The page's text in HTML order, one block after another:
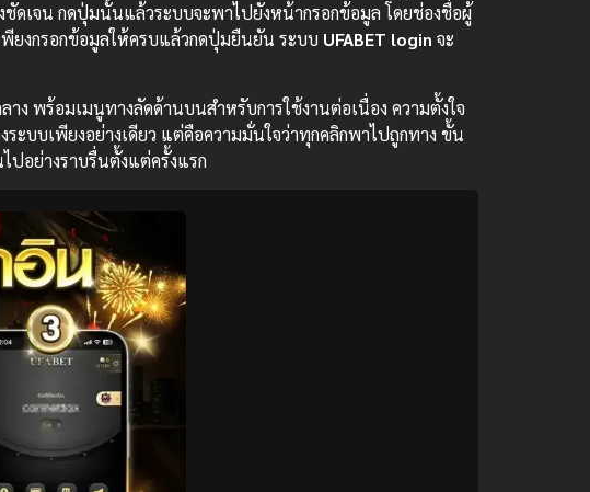
ดเจน กดปุ่มนั้นแล้วระบบจะพาไปยังหน้ากรอกข้อมูล โดยช่องชื่อผู้
ยงกรอกข้อมูลให้ครบแล้วกดปุ่มยืนยัน ระบบ UFABET login จะ
ง พร้อมเมนูทางลัดด้านบนสำหรับการใช้งานต่อเนื่อง ความตั้งใจ
ะบบเพียงอย่างเดียว แต่คือความมั่นใจว่าทุกคลิกพาไปถูกทาง ขั้น
ปอย่างราบรื่นตั้งแต่ครั้งแรก